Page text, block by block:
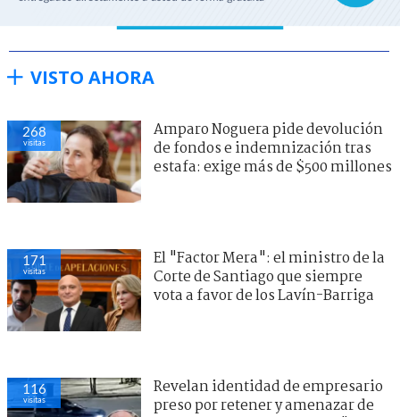
VISTO AHORA
268
visitas
Amparo Noguera pide devolución
de fondos e indemnización tras
estafa: exige más de $500 millones
171
visitas
El "Factor Mera": el ministro de la
Corte de Santiago que siempre
vota a favor de los Lavín-Barriga
116
visitas
Revelan identidad de empresario
preso por retener y amenazar de